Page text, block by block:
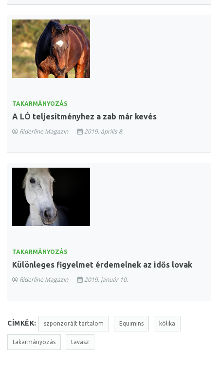
TAKARMÁNYOZÁS
A LÓ teljesítményhez a zab már kevés
Riderline Magazin 2019. április 8.
TAKARMÁNYOZÁS
Különleges figyelmet érdemelnek az idős lovak
Riderline Magazin 2019. január 10.
CÍMKÉK: szponzorált tartalom Equimins kólika
takarmányozás tavasz